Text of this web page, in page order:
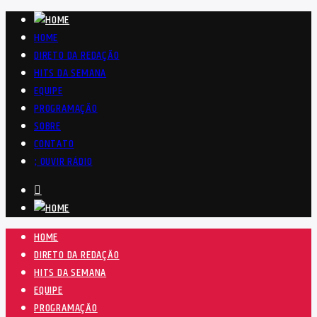
HOME
DIRETO DA REDAÇÃO
HITS DA SEMANA
EQUIPE
PROGRAMAÇÃO
SOBRE
CONTATO
OUVIR RÁDIO
HOME
DIRETO DA REDAÇÃO
HITS DA SEMANA
EQUIPE
PROGRAMAÇÃO